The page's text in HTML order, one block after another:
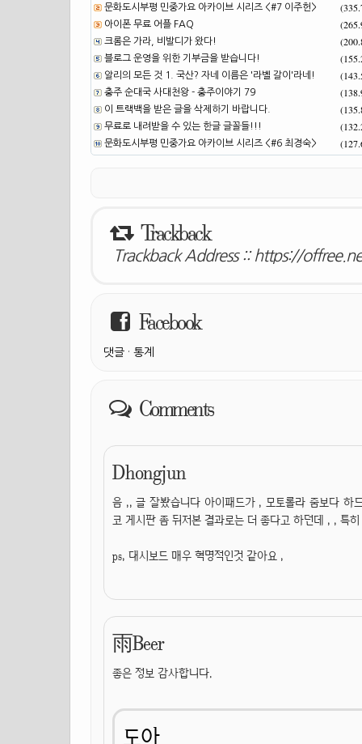
문화도시부평 민중가요 아카이브 시리즈 <#7 이주헌>
아이폰 무료 어플 FAQ
크롬은 가라, 비발디가 왔다!
블로그 운영을 위한 기부금을 받습니다!
알리의 모든 것 1. 국산? 자네 이름은 '라벨 갈이'라네!
충주 순대국 사대천왕 - 충주이야기 79
이 트랙백을 받은 글을 삭제하기 바랍니다.
무료로 내려받을 수 있는 한글 글꼴들!!!
문화도시부평 민중가요 아카이브 시리즈 <#6 최경숙>
Trackback
Trackback Address :: https://
Facebook
댓글 · 통계
Comments
Dhongjun
음 ,, 글 잘봤습니다 아이패드가 , 모토롤라 줌보다 하
코 게시판 좀 뒤저본 결과로는 더 좋다고 하던데 , , 특
ps, 대시보드 매우 혁명적인것 같아요 ,
雨Beer
좋은 정보 감사합니다.
도아